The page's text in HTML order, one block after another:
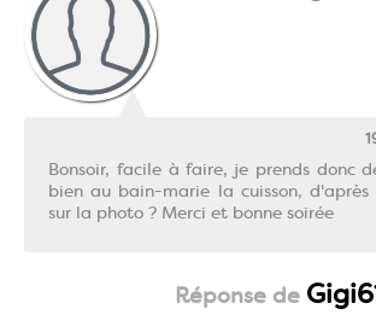
Bonsoir, facile à faire, je prends donc
bien au bain-marie la cuisson,
sur la photo ? Merci et bonne soirée